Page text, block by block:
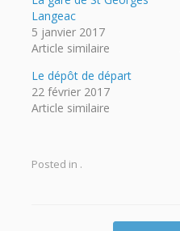
Langeac
5 janvier 2017
Article similaire
Le dépôt de départ
22 février 2017
Article similaire
Posted in .